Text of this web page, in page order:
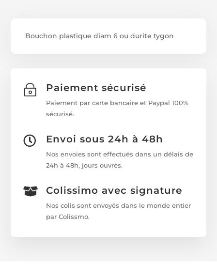
Bouchon plastique diam 6 ou durite tygon
~ Paiement sécurisé
Paiement par carte bancaire et Paypal 100%
sécurisé.
 Envoi sous 24h à 48h
Nos envoies sont effectués dans un délais de
24h à 48h, jours ouvrés.
 Colissimo avec signature
Nos colis sont envoyés dans le monde entier
par Colissmo.